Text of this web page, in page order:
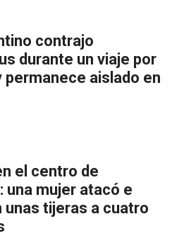
contrajo
durante un viaje por
permanece aislado en
el centro de
una mujer atacó e
unas tijeras a cuatro